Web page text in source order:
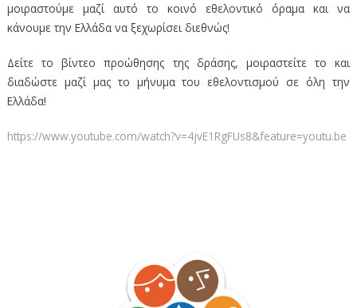
μοιραστούμε μαζί αυτό το κοινό εθελοντικό όραμα και να
κάνουμε την Ελλάδα να ξεχωρίσει διεθνώς!
Δείτε το βίντεο προώθησης της δράσης, μοιραστείτε το και
διαδώστε μαζί μας το μήνυμα του εθελοντισμού σε όλη την
Ελλάδα!
https://www.youtube.com/watch?v=4jvE1RgFUs8&feature=youtu.be